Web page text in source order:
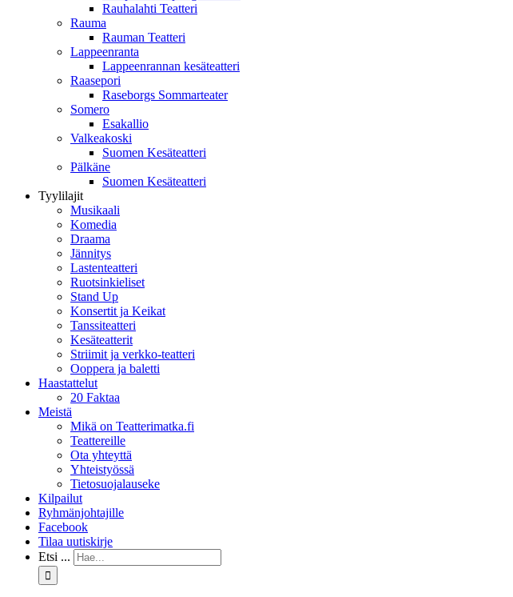
Rauhalahti Teatteri
Rauma
Rauman Teatteri
Lappeenranta
Lappeenrannan kesäteatteri
Raasepori
Raseborgs Sommarteater
Somero
Esakallio
Valkeakoski
Suomen Kesäteatteri
Pälkäne
Suomen Kesäteatteri
Tyylilajit
Musikaali
Komedia
Draama
Jännitys
Lastenteatteri
Ruotsinkieliset
Stand Up
Konsertit ja Keikat
Tanssiteatteri
Kesäteatterit
Striimit ja verkko-teatteri
Ooppera ja baletti
Haastattelut
20 Faktaa
Meistä
Mikä on Teatterimatka.fi
Teattereille
Ota yhteyttä
Yhteistyössä
Tietosuojalauseke
Kilpailut
Ryhmänjohtajille
Facebook
Tilaa uutiskirje
Etsi ...